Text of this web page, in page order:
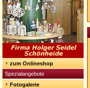
zum Onlineshop
Spezialangebote
Fotogalerie